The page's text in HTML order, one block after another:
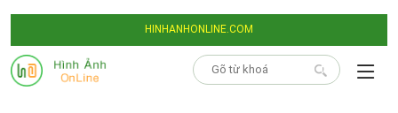
HINHANHONLINE.COM